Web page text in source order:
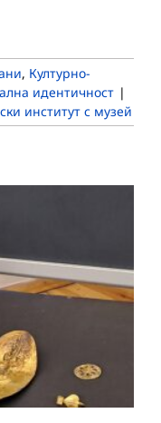
, Културно-
идентичност |
институт с музей